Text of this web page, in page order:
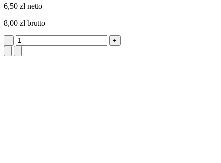
6,50 zł netto
8,00 zł brutto
- +